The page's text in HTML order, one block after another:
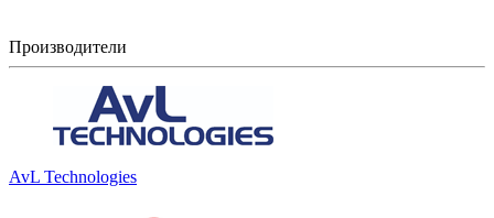
Производители
AvL Technologies